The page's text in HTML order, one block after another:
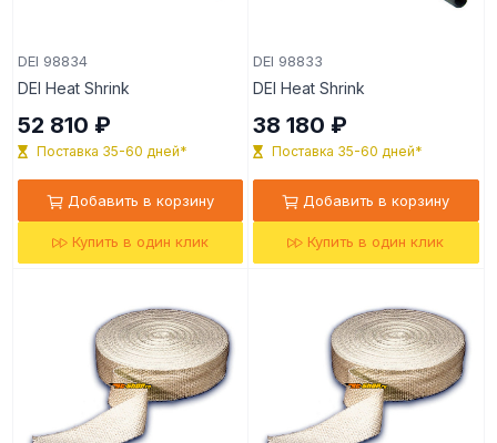
DEI 98834
DEI Heat Shrink
52 810 ₽
Поставка 35-60 дней*
Добавить в корзину
Купить в один клик
DEI 98833
DEI Heat Shrink
38 180 ₽
Поставка 35-60 дней*
Добавить в корзину
Купить в один клик